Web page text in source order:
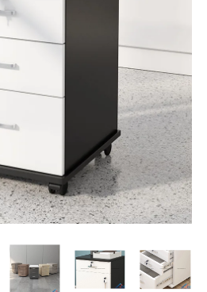
Bàn training
Ghế training
Bàn ghế học sinh
Bảng từ